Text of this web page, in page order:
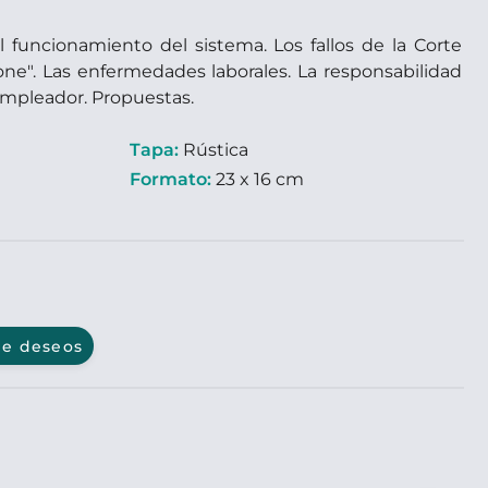
del sistema. Los fallos de la Corte
Las enfermedades laborales. La responsabilidad
Propuestas.
Tapa: Rústica
Formato: 23 x 16 cm
deseos